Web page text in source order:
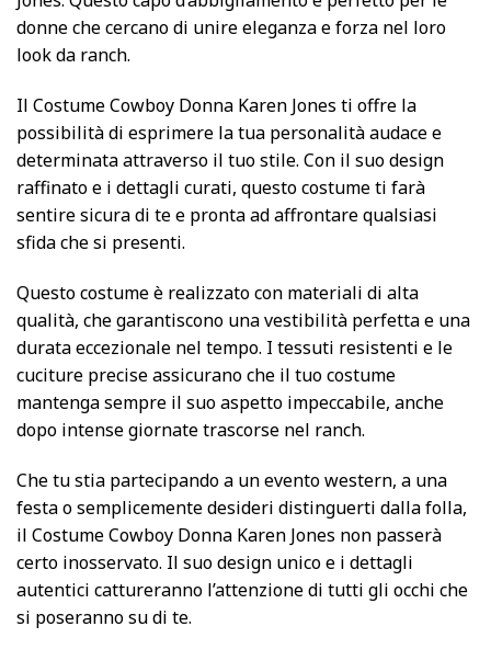
donne che cercano di unire eleganza e forza nel loro
look da ranch.
Il Costume Cowboy Donna Karen Jones ti offre la
possibilità di esprimere la tua personalità audace e
determinata attraverso il tuo stile. Con il suo design
raffinato e i dettagli curati, questo costume ti farà
sentire sicura di te e pronta ad affrontare qualsiasi
sfida che si presenti.
Questo costume è realizzato con materiali di alta
qualità, che garantiscono una vestibilità perfetta e una
durata eccezionale nel tempo. I tessuti resistenti e le
cuciture precise assicurano che il tuo costume
mantenga sempre il suo aspetto impeccabile, anche
dopo intense giornate trascorse nel ranch.
Che tu stia partecipando a un evento western, a una
festa o semplicemente desideri distinguerti dalla folla,
il Costume Cowboy Donna Karen Jones non passerà
certo inosservato. Il suo design unico e i dettagli
autentici cattureranno l’attenzione di tutti gli occhi che
si poseranno su di te.